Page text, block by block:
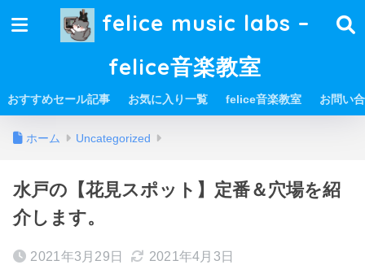
felice music labs –
felice音楽教室
おすすめセール記事 お気に入り一覧 felice音楽教室 お問い
ホーム Uncategorized
水戸の【花見スポット】定番＆穴場を紹
介します。
2021年3月29日 2021年4月3日